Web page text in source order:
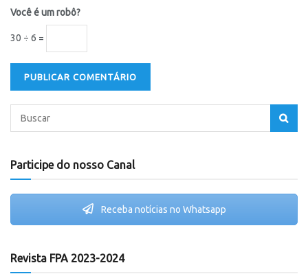
Você é um robô?
30 ÷ 6 =
Participe do nosso Canal
Receba notícias no Whatsapp
Revista FPA 2023-2024